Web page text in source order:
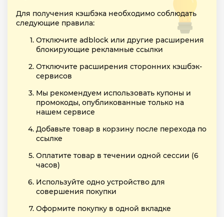
Для получения кэшбэка необходимо соблюдать
следующие правила:
Отключите adblock или другие расширения
блокирующие рекламные ссылки
Отключите расширения сторонних кэшбэк-
сервисов
Мы рекомендуем использовать купоны и
промокоды, опубликованные только на
нашем сервисе
Добавьте товар в корзину после перехода по
ссылке
Оплатите товар в течении одной сессии (6
часов)
Используйте одно устройство для
совершения покупки
Оформите покупку в одной вкладке